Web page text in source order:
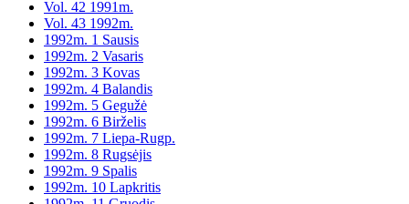
Vol. 42 1991m.
Vol. 43 1992m.
1992m. 1 Sausis
1992m. 2 Vasaris
1992m. 3 Kovas
1992m. 4 Balandis
1992m. 5 Gegužė
1992m. 6 Birželis
1992m. 7 Liepa-Rugp.
1992m. 8 Rugsėjis
1992m. 9 Spalis
1992m. 10 Lapkritis